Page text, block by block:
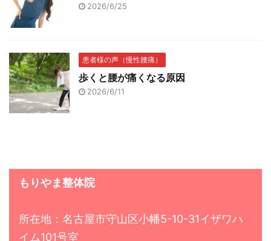
2026/6/25
患者様の声（慢性腰痛）
歩くと腰が痛くなる原因
2026/6/11
もりやま整体院
所在地：名古屋市守山区小幡5-10-31イザワハ
イム101号室